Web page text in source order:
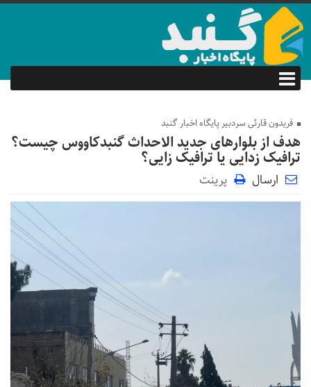
فریدون قارئی سردبیر پایگاه اخبار گنبد
هدف از بلوارهای جدید الاحداث گنبدکاووس چیست؟
ترافیک زدایی یا ترافیک زایی؟
ارسال پرینت